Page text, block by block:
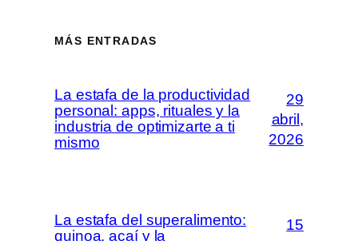
MÁS ENTRADAS
La estafa de la productividad
personal: apps, rituales y la
industria de optimizarte a ti
mismo
29
abril,
2026
La estafa del superalimento:
quinoa, açaí y la
15